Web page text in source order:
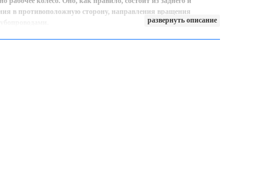
в противоположную сторону, направления вращения
развернуть описание